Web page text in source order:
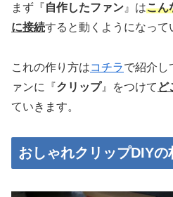
まず『自作したファン 』はこん
に接続すると動くようになって
これの作り方はコチラで紹介し
ァンに『クリップ』をつけて ど
ていきます。
おしゃれクリップDIYの